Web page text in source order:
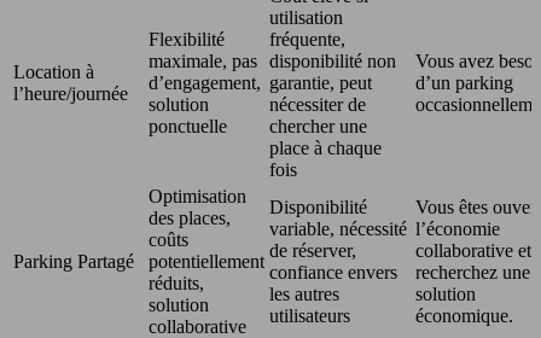
Location à
l’heure/journée
Flexibilité
maximale, pas
d’engagement,
solution
ponctuelle
utilisation
fréquente,
disponibilité non
garantie, peut
nécessiter de
chercher une
place à chaque
fois
Vous avez
d’un parking
Parking Partagé
Optimisation
des places,
coûts
potentiellement
réduits,
solution
collaborative
Disponibilité
variable, nécessité
de réserver,
confiance envers
les autres
utilisateurs
Vous êtes
l’économie
collaborative et
recherchez une
solution
économique.